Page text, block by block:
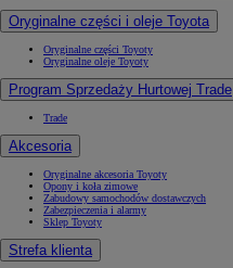
Oryginalne części i oleje Toyota
Oryginalne części Toyoty
Oryginalne oleje Toyoty
Program Sprzedaży Hurtowej Trade
Trade
Akcesoria
Oryginalne akcesoria Toyoty
Opony i koła zimowe
Zabudowy samochodów dostawczych
Zabezpieczenia i alarmy
Sklep Toyoty
Strefa klienta